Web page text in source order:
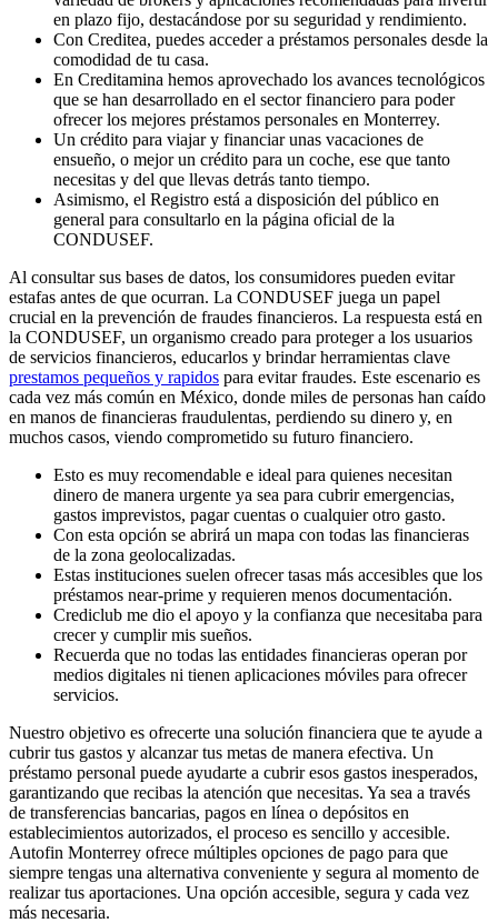
en plazo fijo, destacándose por su seguridad y rendimiento.
Con Creditea, puedes acceder a préstamos personales desde la
comodidad de tu casa.
En Creditamina hemos aprovechado los avances tecnológicos
que se han desarrollado en el sector financiero para poder
ofrecer los mejores préstamos personales en Monterrey.
Un crédito para viajar y financiar unas vacaciones de
ensueño, o mejor un crédito para un coche, ese que tanto
necesitas y del que llevas detrás tanto tiempo.
Asimismo, el Registro está a disposición del público en
general para consultarlo en la página oficial de la
CONDUSEF.
Al consultar sus bases de datos, los consumidores pueden evitar
estafas antes de que ocurran. La CONDUSEF juega un papel
crucial en la prevención de fraudes financieros. La respuesta está en
la CONDUSEF, un organismo creado para proteger a los usuarios
de servicios financieros, educarlos y brindar herramientas clave
prestamos pequeños y rapidos para evitar fraudes. Este escenario es
cada vez más común en México, donde miles de personas han caído
en manos de financieras fraudulentas, perdiendo su dinero y, en
muchos casos, viendo comprometido su futuro financiero.
Esto es muy recomendable e ideal para quienes necesitan
dinero de manera urgente ya sea para cubrir emergencias,
gastos imprevistos, pagar cuentas o cualquier otro gasto.
Con esta opción se abrirá un mapa con todas las financieras
de la zona geolocalizadas.
Estas instituciones suelen ofrecer tasas más accesibles que los
préstamos near-prime y requieren menos documentación.
​Crediclub me dio el apoyo y la ​confianza que necesitaba para ​
crecer y cumplir mis sueños.
Recuerda que no todas las entidades financieras operan por
medios digitales ni tienen aplicaciones móviles para ofrecer
servicios.
Nuestro objetivo es ofrecerte una solución financiera que te ayude a
cubrir tus gastos y alcanzar tus metas de manera efectiva. Un
préstamo personal puede ayudarte a cubrir esos gastos inesperados,
garantizando que recibas la atención que necesitas. Ya sea a través
de transferencias bancarias, pagos en línea o depósitos en
establecimientos autorizados, el proceso es sencillo y accesible.
Autofin Monterrey ofrece múltiples opciones de pago para que
siempre tengas una alternativa conveniente y segura al momento de
realizar tus aportaciones. Una opción accesible, segura y cada vez
más necesaria.